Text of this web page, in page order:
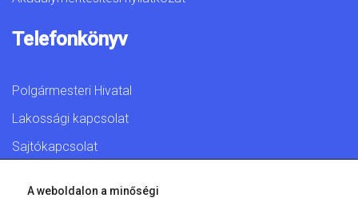
Telefonkönyv
Polgármesteri Hivatal
Lakossági kapcsolat
Sajtókapcsolat
A weboldalon a minőségi